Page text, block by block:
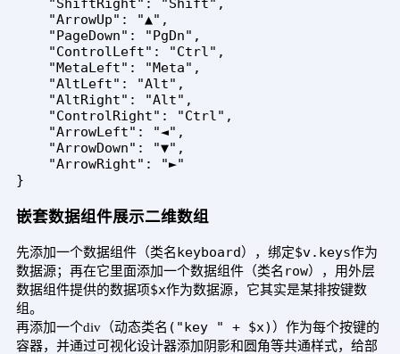
    "ShiftRight": "Shift",
    "ArrowUp": "▲",
    "PageDown": "PgDn",
    "ControlLeft": "Ctrl",
    "MetaLeft": "Meta",
    "AltLeft": "Alt",
    "AltRight": "Alt",
    "ControlRight": "Ctrl",
    "ArrowLeft": "◄",
    "ArrowDown": "▼",
    "ArrowRight": "►"
}
嵌套数据组件展示二维数组
先添加一个数据组件（类名keyboard），绑定$v.keys作为
数据源；再在它里面添加一个数据组件（类名 row），用外层
数据组件提供的数据项$x作为数据源，它其实是某排按键数
组。
再添加一个div（动态类名 ("key " + $x) ）作为每个按键的
容器，并通过可视化设计器添加阴影和圆角等共通样式，给部